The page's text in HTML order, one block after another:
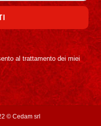
al trattamento dei miei
© Cedam srl